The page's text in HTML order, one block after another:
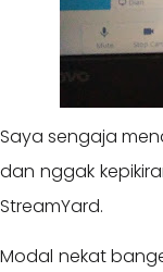
Saya sengaja
dan nggak
StreamYard.
Modal nekat